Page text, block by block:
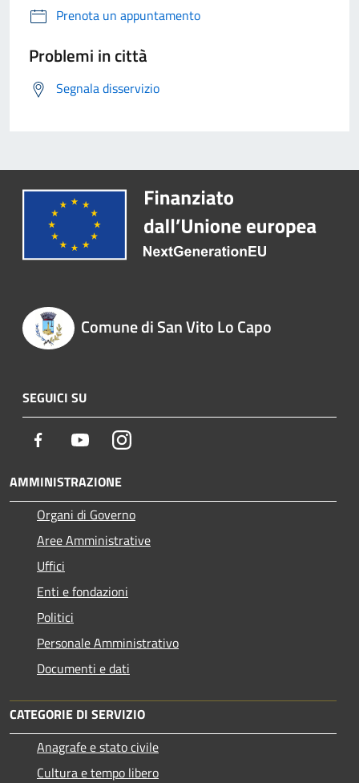
Prenota un appuntamento
Problemi in città
Segnala disservizio
Comune di San Vito Lo Capo
SEGUICI SU
Facebook YoutubeInstagram
AMMINISTRAZIONE
Organi di Governo
Aree Amministrative
Uffici
Enti e fondazioni
Politici
Personale Amministrativo
Documenti e dati
CATEGORIE DI SERVIZIO
Anagrafe e stato civile
Cultura e tempo libero